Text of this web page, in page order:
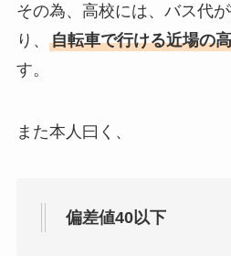
その為、高校には、バス代
り、 自転車で行ける近場の
す。
また本人曰く、
偏差値40以下